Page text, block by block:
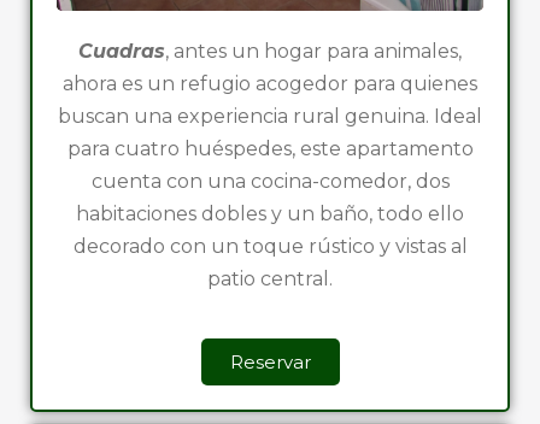
Cuadras, antes un hogar para animales,
ahora es un refugio acogedor para quienes
buscan una experiencia rural genuina. Ideal
para cuatro huéspedes, este apartamento
cuenta con una cocina-comedor, dos
habitaciones dobles y un baño, todo ello
decorado con un toque rústico y vistas al
patio central.
Reservar